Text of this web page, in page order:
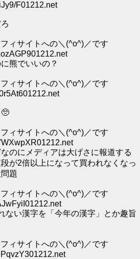
F01212.net
ィサイトへの＼(^o^)／です
熊でいいの？
ィサイトへの＼(^o^)／です
ィサイトへの＼(^o^)／です
のにメディアは大げさに報道する
が2倍以上になって買われなくなっ
題
ィサイトへの＼(^o^)／です
ない漢字を「今年の漢字」とか趣旨
ィサイトへの＼(^o^)／です